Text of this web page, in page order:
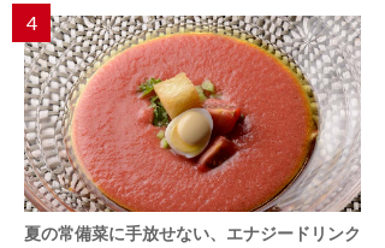
4
夏の常備菜に手放せない、エナジードリンク